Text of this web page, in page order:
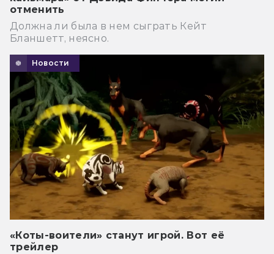
отменить
Должна ли была в нем сыграть Кейт
Бланшетт, неясно.
Новости
«Коты-воители» станут игрой. Вот её
трейлер